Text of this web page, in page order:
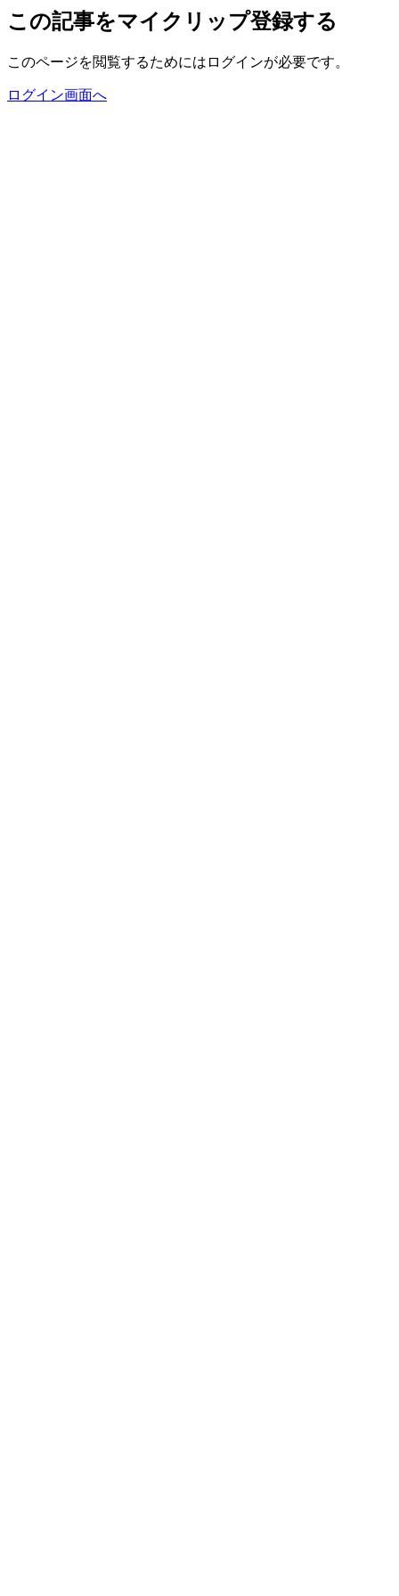
この記事をマイクリップ登録する
このページを閲覧するためにはログインが必要です。
ログイン画面へ